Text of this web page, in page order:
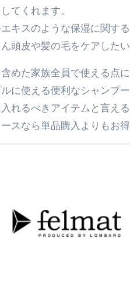
弁護士が教える「投
【PR】フリーランス
個人事業主は銀行か
【誰でも出来る】3万
【即金】3時間で5
【超高騰】爆上が
フリーランス・個人
てくれます。
キスのような保湿に関す
頭皮や髪の毛をケアした
めた家族全員で使える点に
に使える便利なシャンプ
れるべきアイテムと言える
スなら単品購入よりもお